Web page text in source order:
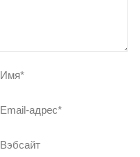
Имя*
Email-адрес*
Вэбсайт